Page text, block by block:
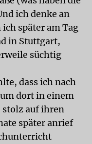
ich denke an
später am Tag
in Stuttgart,
süchtig
dass ich nach
dort in einem
stolz auf ihren
später anrief